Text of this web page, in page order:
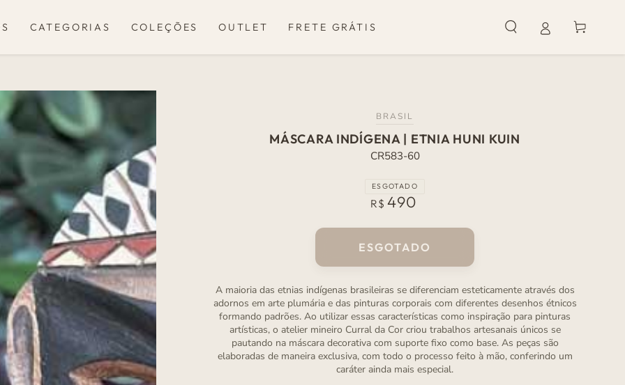
CATEGORIAS COLEÇÕES OUTLET FRETE GRÁTIS Carrinho
BRASIL
MÁSCARA INDÍGENA | ETNIA HUNI KUIN
CR583-60
Preço
R$ 490
ESGOTADO
ESGOTADO
A maioria das etnias indígenas brasileiras se diferenciam esteticamente através dos
adornos em arte plumária e das pinturas corporais com diferentes desenhos étnicos
formando padrões. Ao utilizar essas características como inspiração para pinturas
artísticas, o atelier mineiro Curral da Cor criou trabalhos artesanais únicos se
pautando na máscara decorativa com suporte fixo como base. As peças são
elaboradas de maneira exclusiva, com todo o processo feito à mão, conferindo um
caráter ainda mais especial.